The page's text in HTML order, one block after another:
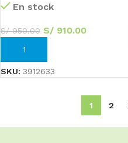
En stock
S/950.00 S/ 910.00
AÑADIR AL CARRITO
SKU: 3912633
1 2